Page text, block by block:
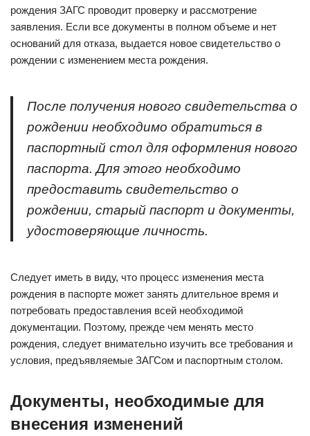
рождения ЗАГС проводит проверку и рассмотрение
заявления. Если все документы в полном объеме и нет
оснований для отказа, выдается новое свидетельство о
рождении с изменением места рождения.
После получения нового свидетельства о
рождении необходимо обратиться в
паспортный стол для оформления нового
паспорта. Для этого необходимо
предоставить свидетельство о
рождении, старый паспорт и документы,
удостоверяющие личность.
Следует иметь в виду, что процесс изменения места
рождения в паспорте может занять длительное время и
потребовать предоставления всей необходимой
документации. Поэтому, прежде чем менять место
рождения, следует внимательно изучить все требования и
условия, предъявляемые ЗАГСом и паспортным столом.
Документы, необходимые для
внесения изменений